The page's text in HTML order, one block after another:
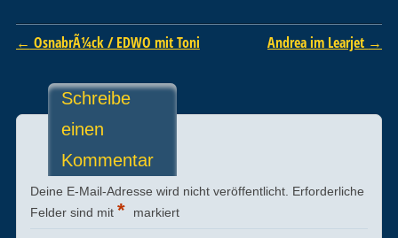
Post navigation
← OsnabrÃ¼ck / EDWO mit Toni Andrea im Learjet →
Schreibe
einen
Kommentar
Deine E-Mail-Adresse wird nicht veröffentlicht. Erforderliche
Felder sind mit * markiert